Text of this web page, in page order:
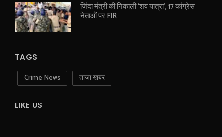
जिंदा मंत्री की निकाली ‘शव यात्रा’, 17 कांग्रेस
नेताओं पर FIR
TAGS
Crime News ताजा खबर
LIKE US